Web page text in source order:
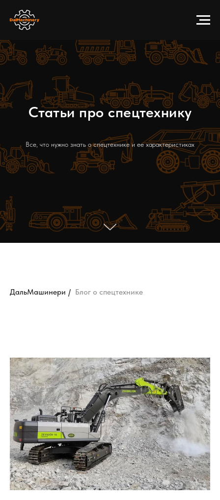
Статьи про спецтехнику
Все, что нужно знать о спецтехнике и ее характеристиках
ДальМашинери / Блог о спецтехнике